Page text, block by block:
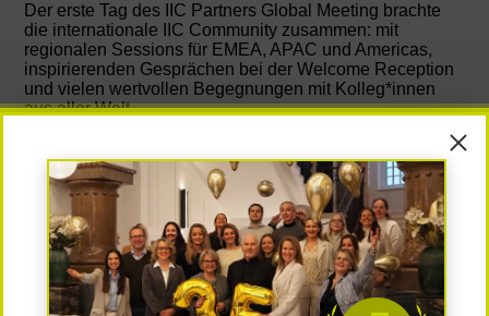
Der erste Tag des IIC Partners Global Meeting brachte
die internationale IIC Community zusammen: mit
regionalen Sessions für EMEA, APAC und Americas,
inspirierenden Gesprächen bei der Welcome Reception
und vielen wertvollen Begegnungen mit Kolleg*innen
aus aller Welt.
Perspektiven und globaler Verbundenheit macht das IIC-
Netzwerk so besonders und setzte den perfekten Ton für
die kommenden Tage voller Insights, Impulse und
Executive Search Expertise.
Danke für die großartige Organisation und den
angenehmen Austausch unter Kolleg*innen aus der
ganzen Welt!